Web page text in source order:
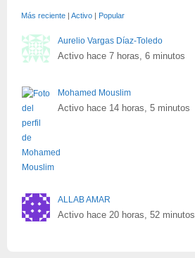
Más reciente | Activo | Popular
Aurelio Vargas Díaz-Toledo
Activo hace 7 horas, 6 minutos
Mohamed Mouslim
Activo hace 14 horas, 5 minutos
ALLAB AMAR
Activo hace 20 horas, 52 minutos